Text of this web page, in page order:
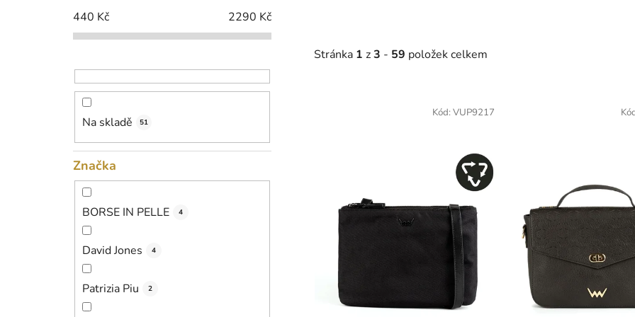
440 Kč 2290 Kč
Na skladě 51
Značka
BORSE IN PELLE 4
David Jones 4
Patrizia Piu 2
Stránka 1 z3 - 59 položek celkem
Kód: VUP9217